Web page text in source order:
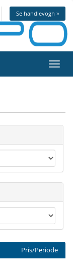
Se handlevogn »
Bytt
Pris/Periode